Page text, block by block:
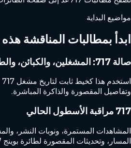
مواضيع البداية
ابدأ بمطالبات المناقشة هذه
صالة 717: المشغلين، والكبائن، والطرق، والذكريات
وتفاصيل المقصورة والذاكرة المباشرة.
717 مراقبة الأسطول الحالي
المشاهدات المستمرة، ونوبات النشر،
المسار، وتحديثات المقصورة لطائرة بوينج 717.